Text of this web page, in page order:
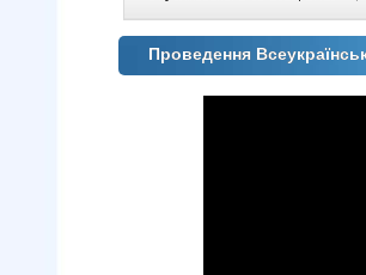
Проведення